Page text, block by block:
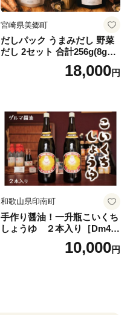
宮崎県美郷町
だしパック うまみだし 野菜
だし 2セット 合計256g(8g×8
パック×2種×2セット) [岡田商
店 宮崎県 美郷町 31ac0069]
18,000円
和歌山県印南町
手作り醤油！一升瓶こいくち
しょうゆ ２本入り［Dm4］
｜手作り 醤油 和歌山県 印南
町 一升瓶 こいくちしょうゆ
10,000円